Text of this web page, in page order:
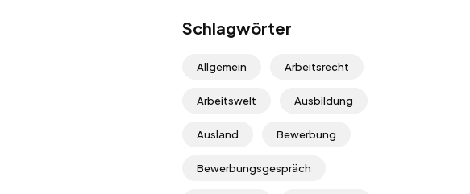
Schlagwörter
Allgemein Arbeitsrecht
Arbeitswelt Ausbildung
Ausland Bewerbung
Bewerbungsgespräch